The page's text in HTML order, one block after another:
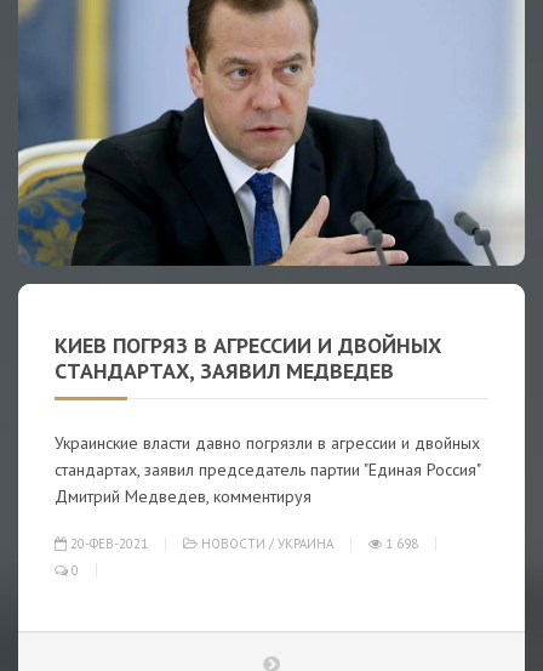
КИЕВ ПОГРЯЗ В АГРЕССИИ И ДВОЙНЫХ
СТАНДАРТАХ, ЗАЯВИЛ МЕДВЕДЕВ
Украинские власти давно погрязли в агрессии и двойных
стандартах, заявил председатель партии "Единая Россия"
Дмитрий Медведев, комментируя
20-ФЕВ-2021 НОВОСТИ / УКРАИНА
1 698
0